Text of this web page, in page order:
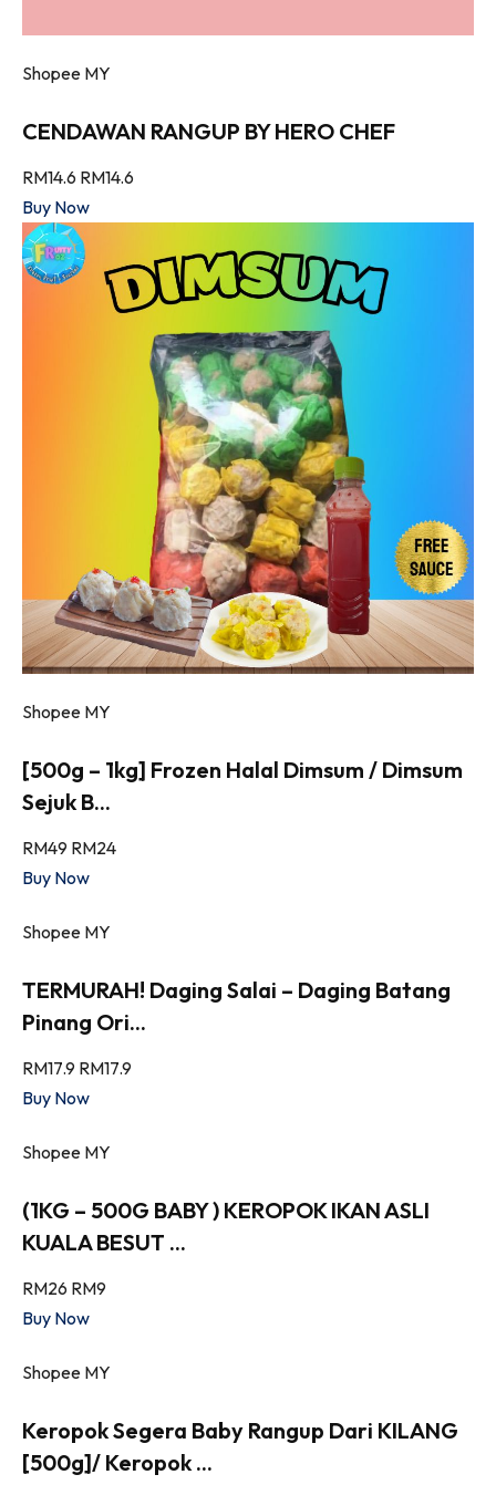
Shopee MY
CENDAWAN RANGUP BY HERO CHEF
RM14.6 RM14.6
Buy Now
Shopee MY
[500g – 1kg] Frozen Halal Dimsum / Dimsum
Sejuk B...
RM49 RM24
Buy Now
Shopee MY
TERMURAH! Daging Salai – Daging Batang
Pinang Ori...
RM17.9 RM17.9
Buy Now
Shopee MY
(1KG – 500G BABY ) KEROPOK IKAN ASLI
KUALA BESUT ...
RM26 RM9
Buy Now
Shopee MY
Keropok Segera Baby Rangup Dari KILANG
[500g]/ Keropok ...